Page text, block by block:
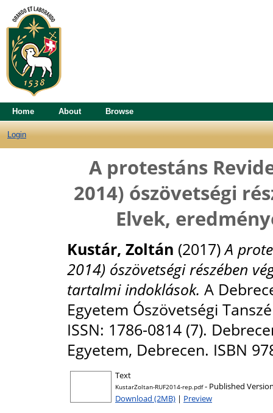
Home About Browse
Login
A protestáns
2014) ószövetségi
Elvek,
Kustár, Zoltán (2017)A
2014) ószövetségi részében
tartalmi indoklások. A
Egyetem Ószövetségi
ISSN: 1786-0814 (7).
Egyetem, Debrecen. ISBN
Text
KustarZoltan-RUF2014-rep.pdf- Published
Download (2MB) | Preview